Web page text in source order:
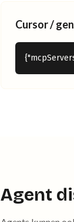
Cursor /
Agent